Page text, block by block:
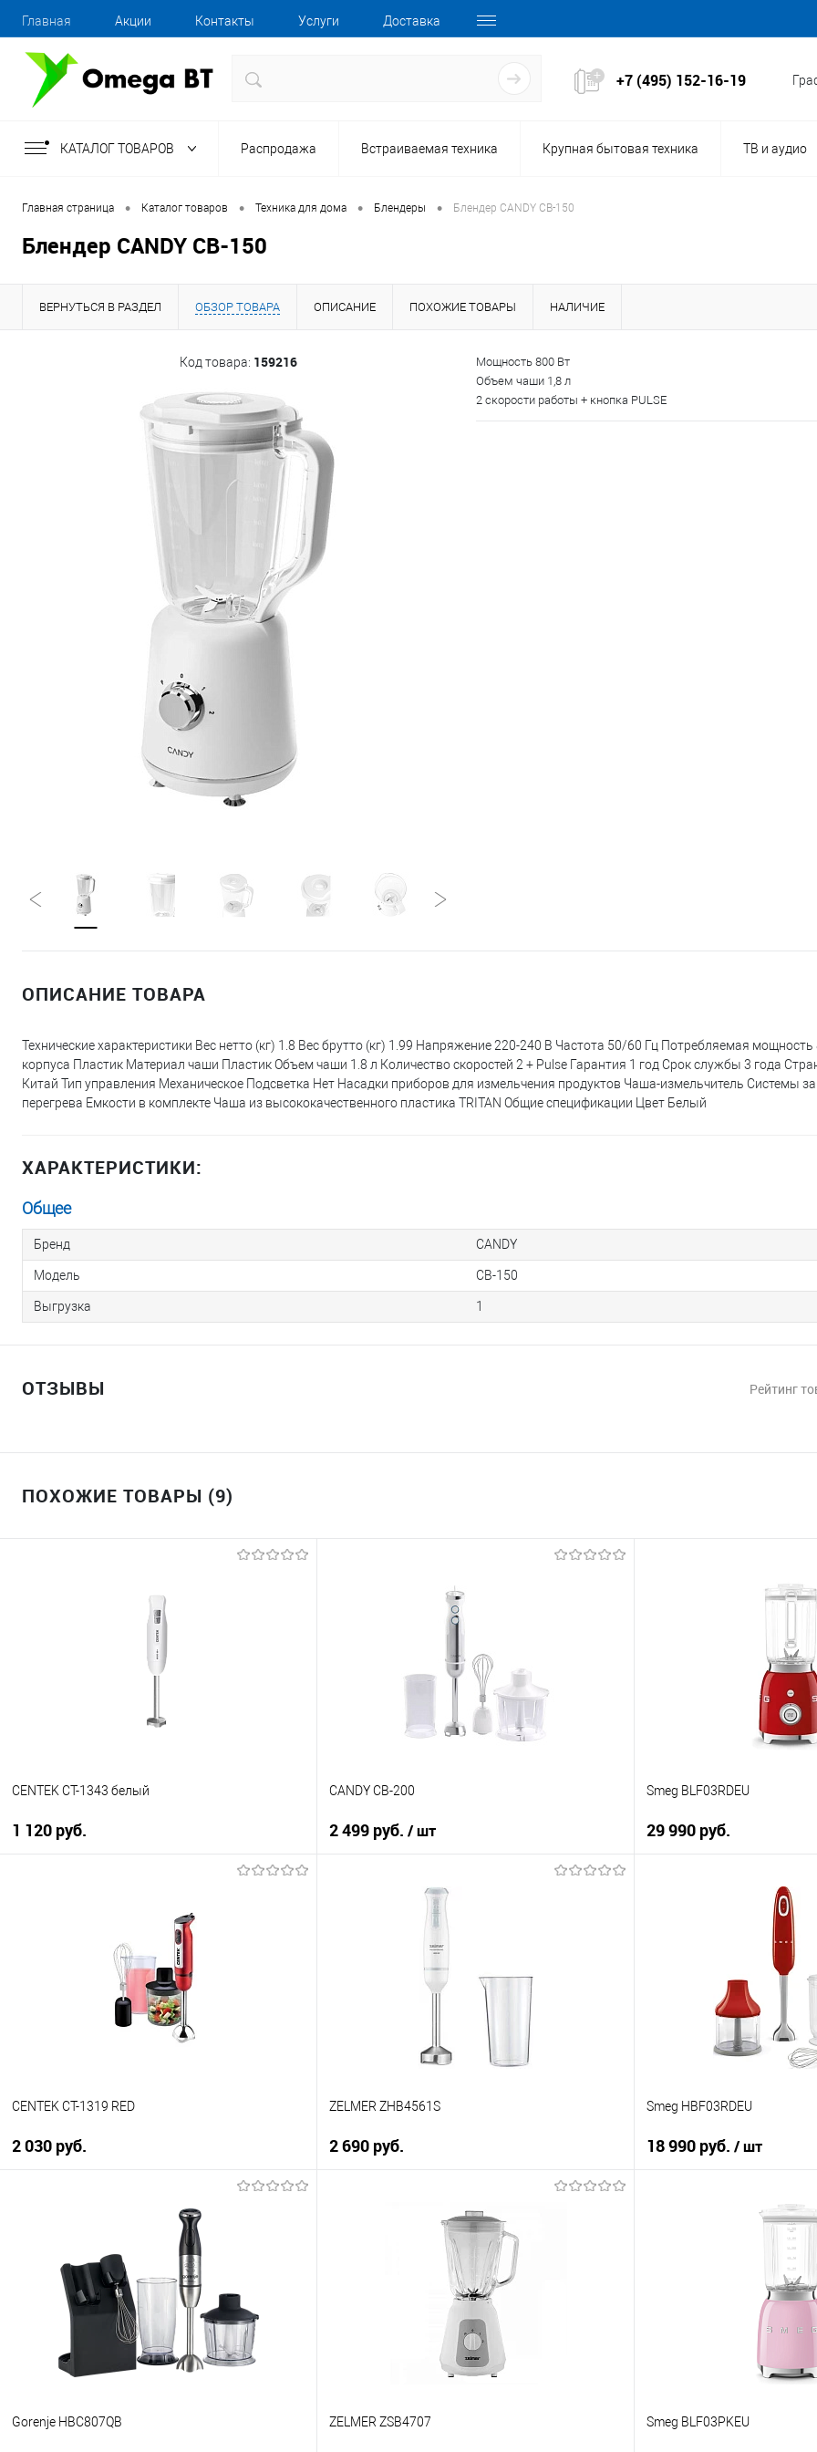
Главная Акции Контакты Услуги Доставка
+7 (495) 152-16-19
КАТАЛОГ ТОВАРОВ Распродажа Встраиваемая техника Крупная бытовая техника ТВ и аудио
Главная страница • Каталог товаров • Техника для дома • Блендеры • Блендер CANDY CB-150
Блендер CANDY CB-150
ВЕРНУТЬСЯ В РАЗДЕЛ ОБЗОР ТОВАРА ОПИСАНИЕ ПОХОЖИЕ ТОВАРЫ НАЛИЧИЕ
Код товара: 159216
Мощность 800 Вт
Объем чаши 1,8 л
2 скорости работы + кнопка PULSE
ОПИСАНИЕ ТОВАРА
Технические характеристики Вес нетто (кг) 1.8 Вес брутто (кг) 1.99 Напряжение 220-240 В Частота 50/60 Гц Потребляемая
корпуса Пластик Материал чаши Пластик Объем чаши 1.8 л Количество скоростей 2 + Pulse Гарантия 1 год Срок службы 3 года
Китай Тип управления Механическое Подсветка Нет Насадки приборов для измельчения продуктов Чаша-измельчитель Системы
перегрева Емкости в комплекте Чаша из высококачественного пластика TRITAN Общие спецификации Цвет Белый
ХАРАКТЕРИСТИКИ:
Общее
Бренд CANDY
Модель CB-150
Выгрузка 1
ОТЗЫВЫ Рейтинг
ПОХОЖИЕ ТОВАРЫ (9)
CENTEK CT-1343 белый
1 120 руб.
CANDY CB-200
2 499 руб. / шт
Smeg BLF03RDEU
29 990 руб.
В избранное
CENTEK CT-1319 RED
2 030 руб.
К сравнению
В избранное
В наличии
ZELMER ZHB4561S
2 690 руб.
Smeg HBF03RDEU
18 990 руб. / шт
Gorenje HBC807QB ZELMER ZSB4707 Smeg BLF03PKEU